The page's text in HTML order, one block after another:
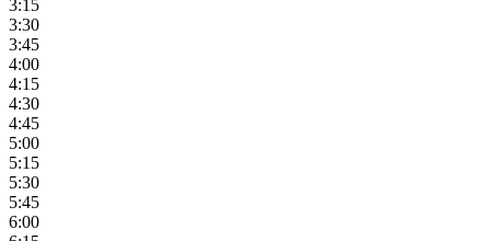
3:15
3:30
3:45
4:00
4:15
4:30
4:45
5:00
5:15
5:30
5:45
6:00